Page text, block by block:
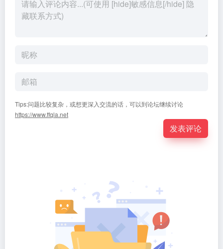
Tips:问题比较复杂，或想更深入交流的话，可以到论坛继续讨论
https://www.ffqla.net
发表评论